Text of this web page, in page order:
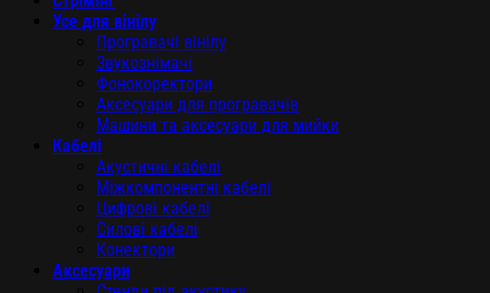
Усе для вінілу
Програвачі вінілу
Звукознімачі
Фонокоректори
Аксесуари для програвачів
Машини та аксесуари для мийки
Кабелі
Акустичні кабелі
Міжкомпонентні кабелі
Цифрові кабелі
Силові кабелі
Конектори
Аксесуари